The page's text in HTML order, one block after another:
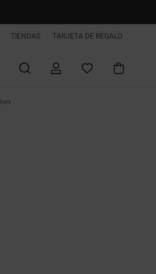
TIENDAS TARJETA DE REGALO